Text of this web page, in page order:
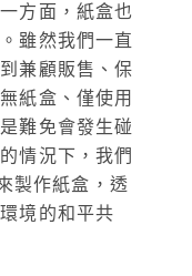
方面，紙盒也
雖然我們一直
兼顧販售、保
紙盒、僅使用
難免會發生碰
情況下，我們
製作紙盒，透
境的和平共